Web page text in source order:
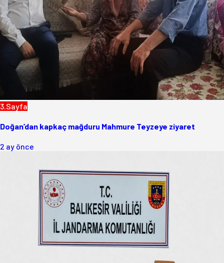
3.Sayfa
Doğan’dan kapkaç mağduru Mahmure Teyzeye ziyaret
2 ay önce